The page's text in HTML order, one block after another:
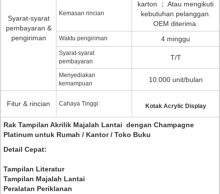
Syarat-syarat
pembayaran &
pengiriman
Kemasan rincian
karton ； Atau mengikuti
kebutuhan pelanggan.
OEM diterima.
Waktu pengiriman 4 minggu
Syarat-syarat
pembayaran
T/T
Menyediakan
kemampuan
10.000 unit/bulan
Fitur & rincian Cahaya Tinggi: Kotak Acrylic Display
Rak Tampilan Akrilik Majalah Lantai dengan Champagne
Platinum untuk Rumah / Kantor / Toko Buku
Detail Cepat:
Tampilan Literatur
Tampilan Majalah Lantai
Peralatan Periklanan